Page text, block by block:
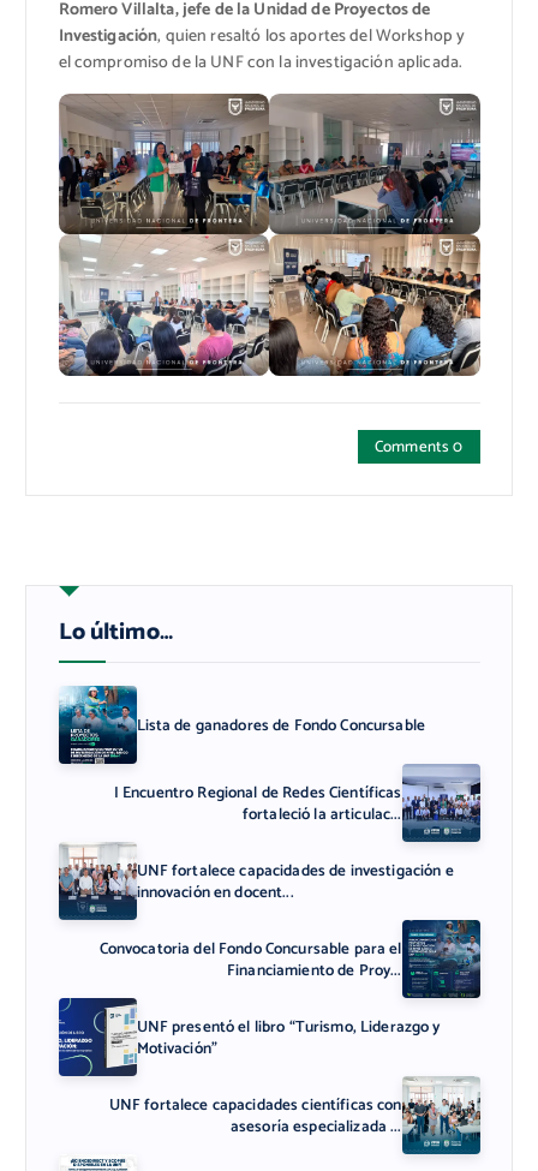
Romero Villalta, jefe de la Unidad de Proyectos de
Investigación, quien resaltó los aportes del Workshop y
el compromiso de la UNF con la investigación aplicada.
Comments 0
Lo último…
Lista de ganadores de Fondo Concursable
I Encuentro Regional de Redes Científicas
fortaleció la articulac...
UNF fortalece capacidades de investigación e
innovación en docent...
Convocatoria del Fondo Concursable para el
Financiamiento de Proy...
UNF presentó el libro “Turismo, Liderazgo y
Motivación”
UNF fortalece capacidades científicas con
asesoría especializada ...